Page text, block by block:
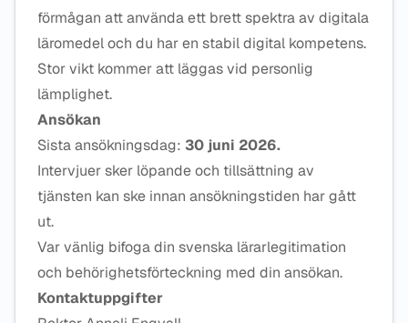
förmågan att använda ett brett spektra av digitala
läromedel och du har en stabil digital kompetens.
Stor vikt kommer att läggas vid personlig
lämplighet.
Ansökan
Sista ansökningsdag: 30 juni 2026.
Intervjuer sker löpande och tillsättning av
tjänsten kan ske innan ansökningstiden har gått
ut.
Var vänlig bifoga din svenska lärarlegitimation
och behörighetsförteckning med din ansökan.
Kontaktuppgifter